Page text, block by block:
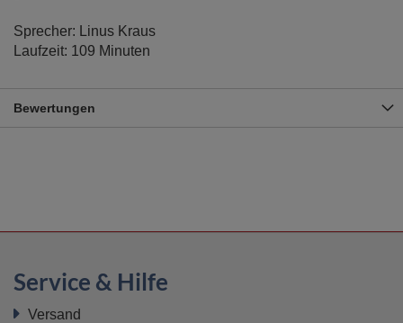
Sprecher: Linus Kraus
Laufzeit: 109 Minuten
Bewertungen
Service & Hilfe
Versand